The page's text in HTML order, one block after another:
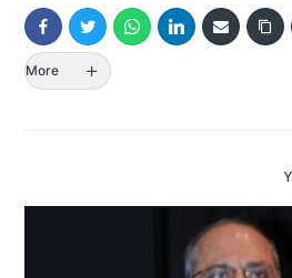
More